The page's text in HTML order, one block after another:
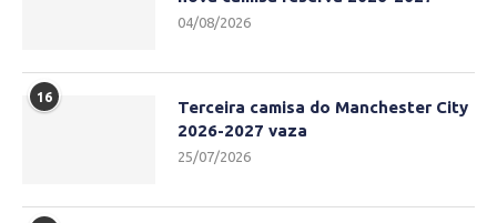
04/08/2026
16
Terceira camisa do Manchester City
2026-2027 vaza
25/07/2026